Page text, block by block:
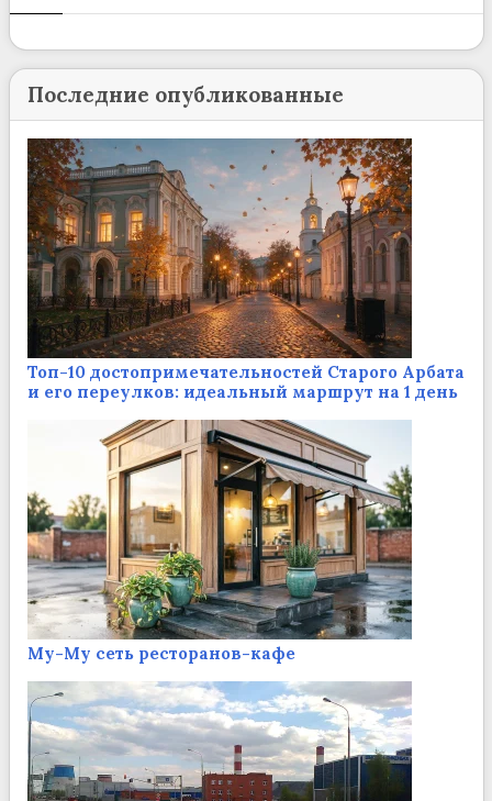
Последние опубликованные
Топ-10 достопримечательностей Старого Арбата
и его переулков: идеальный маршрут на 1 день
Му-Му сеть ресторанов-кафе